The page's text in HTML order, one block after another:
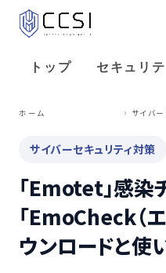
トップ セキュリ
ホーム サイバ
サイバーセキュリティ対策
「Emotet」感染
「EmoCheck（
ウンロードと使